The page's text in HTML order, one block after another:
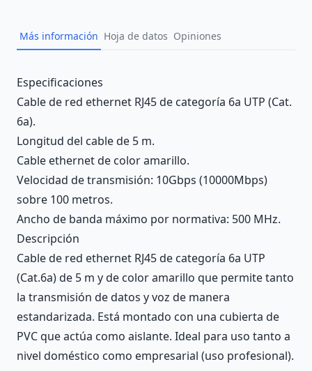
Más información Hoja de datos Opiniones
Description
Especificaciones
Cable de red ethernet RJ45 de categoría 6a UTP (Cat.
6a).
Longitud del cable de 5 m.
Cable ethernet de color amarillo.
Velocidad de transmisión: 10Gbps (10000Mbps)
sobre 100 metros.
Ancho de banda máximo por normativa: 500 MHz.
Descripción
Cable de red ethernet RJ45 de categoría 6a UTP
(Cat.6a) de 5 m y de color amarillo que permite tanto
la transmisión de datos y voz de manera
estandarizada. Está montado con una cubierta de
PVC que actúa como aislante. Ideal para uso tanto a
nivel doméstico como empresarial (uso profesional).